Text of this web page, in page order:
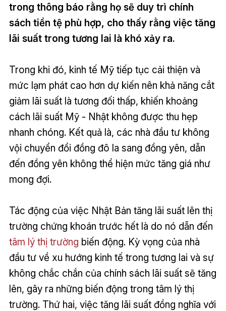
trong thông báo rằng họ sẽ duy trì chính
sách tiền tệ phù hợp, cho thấy rằng việc tăng
lãi suất trong tương lai là khó xảy ra.
Trong khi đó, kinh tế Mỹ tiếp tục cải thiện và
mức lạm phát cao hơn dự kiến ​​nên khả năng cắt
giảm lãi suất là tương đối thấp, khiến khoảng
cách lãi suất Mỹ - Nhật không được thu hẹp
nhanh chóng. Kết quả là, các nhà đầu tư không
vội chuyển đổi đồng đô la sang đồng yên, dẫn
đến đồng yên không thể hiện mức tăng giá như
mong đợi.
Tác động của việc Nhật Bản tăng lãi suất lên thị
trường chứng khoán trước hết là do nó dẫn đến
tâm lý thị trường biến động. Kỳ vọng của nhà
đầu tư về xu hướng kinh tế trong tương lai và sự
không chắc chắn của chính sách lãi suất sẽ tăng
lên, gây ra những biến động trong tâm lý thị
trường. Thứ hai, việc tăng lãi suất đồng nghĩa với